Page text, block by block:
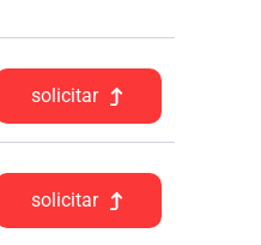
solicitar
solicitar